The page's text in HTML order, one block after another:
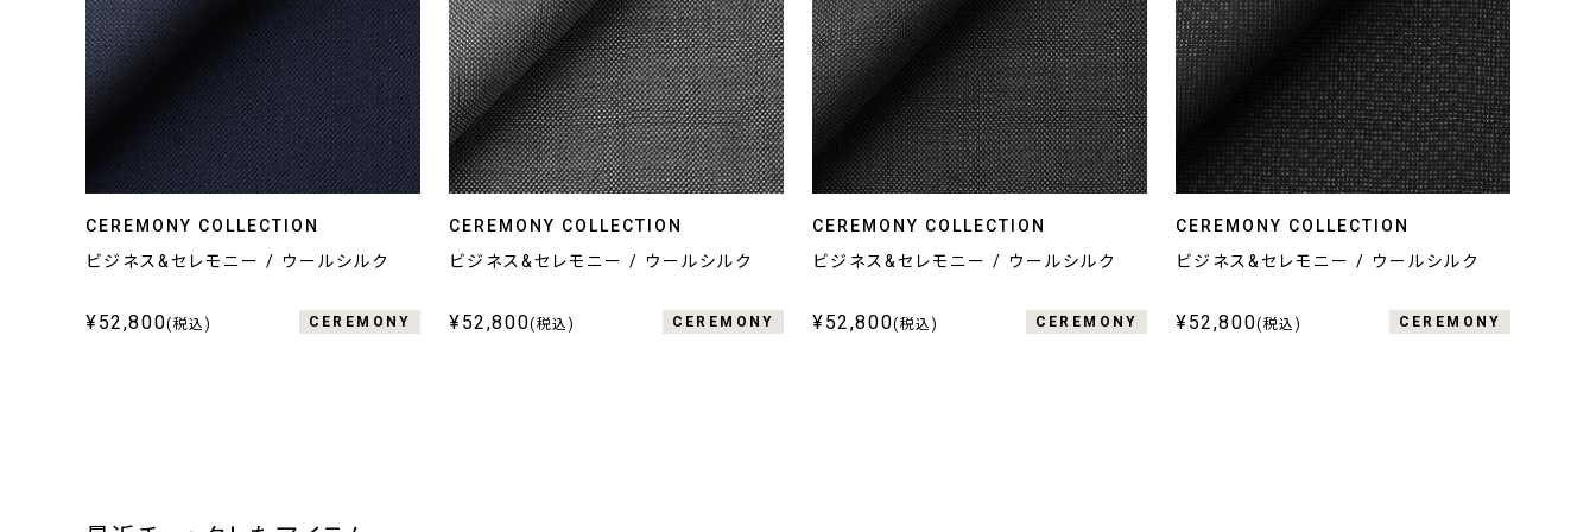
CEREMONY COLLECTION
ビジネス&セレモニー / ウールシルク
¥52,800(税込) CEREMONY
CEREMONY COLLECTION
ビジネス&セレモニー / ウールシルク
¥52,800(税込) CEREMONY
CEREMONY COLLECTION
ビジネス&セレモニー / ウールシルク
¥52,800(税込) CEREMONY
CEREMONY COLLECTION
ビジネス&セレモニー / ウールシルク
¥52,800(税込) CEREMONY